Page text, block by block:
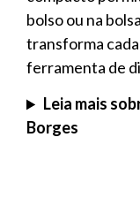
bolso ou na
transforma
ferramenta de
Leia mais
Borges